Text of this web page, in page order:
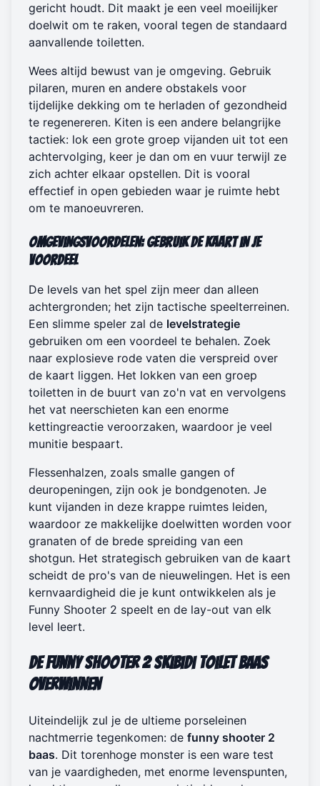
gericht houdt. Dit maakt je een veel moeilijker
doelwit om te raken, vooral tegen de standaard
aanvallende toiletten.
Wees altijd bewust van je omgeving. Gebruik
pilaren, muren en andere obstakels voor
tijdelijke dekking om te herladen of gezondheid
te regenereren. Kiten is een andere belangrijke
tactiek: lok een grote groep vijanden uit tot een
achtervolging, keer je dan om en vuur terwijl ze
zich achter elkaar opstellen. Dit is vooral
effectief in open gebieden waar je ruimte hebt
om te manoeuvreren.
Omgevingsvoordelen: Gebruik de Kaart in Je
Voordeel
De levels van het spel zijn meer dan alleen
achtergronden; het zijn tactische speelterreinen.
Een slimme speler zal de levelstrategie
gebruiken om een voordeel te behalen. Zoek
naar explosieve rode vaten die verspreid over
de kaart liggen. Het lokken van een groep
toiletten in de buurt van zo'n vat en vervolgens
het vat neerschieten kan een enorme
kettingreactie veroorzaken, waardoor je veel
munitie bespaart.
Flessenhalzen, zoals smalle gangen of
deuropeningen, zijn ook je bondgenoten. Je
kunt vijanden in deze krappe ruimtes leiden,
waardoor ze makkelijke doelwitten worden voor
granaten of de brede spreiding van een
shotgun. Het strategisch gebruiken van de kaart
scheidt de pro's van de nieuwelingen. Het is een
kernvaardigheid die je kunt ontwikkelen als je
Funny Shooter 2 speelt en de lay-out van elk
level leert.
De Funny Shooter 2 Skibidi Toilet Baas
Overwinnen
Uiteindelijk zul je de ultieme porseleinen
nachtmerrie tegenkomen: de funny shooter 2
baas. Dit torenhoge monster is een ware test
van je vaardigheden, met enorme levenspunten,